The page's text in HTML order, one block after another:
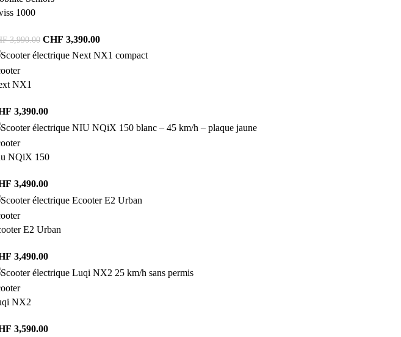
1000
3,990.00 CHF 3,390.00
NX1
3,390.00
NQiX 150
3,490.00
E2 Urban
3,490.00
NX2
3,590.00